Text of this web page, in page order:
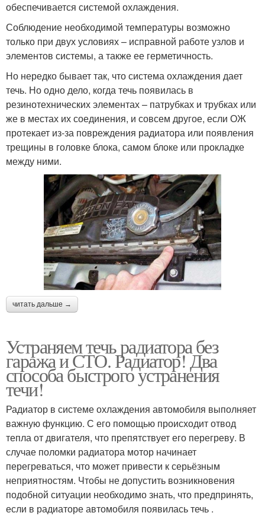
обеспечивается системой охлаждения.
Соблюдение необходимой температуры возможно
только при двух условиях – исправной работе узлов и
элементов системы, а также ее герметичность.
Но нередко бывает так, что система охлаждения дает
течь. Но одно дело, когда течь появилась в
резинотехнических элементах – патрубках и трубках или
же в местах их соединения, и совсем другое, если ОЖ
протекает из-за повреждения радиатора или появления
трещины в головке блока, самом блоке или прокладке
между ними.
читать дальше →
Устраняем течь радиатора без
гаража и СТО. Радиатор! Два
способа быстрого устранения
течи!
Радиатор в системе охлаждения автомобиля выполняет
важную функцию. С его помощью происходит отвод
тепла от двигателя, что препятствует его перегреву. В
случае поломки радиатора мотор начинает
перегреваться, что может привести к серьёзным
неприятностям. Чтобы не допустить возникновения
подобной ситуации необходимо знать, что предпринять,
если в радиаторе автомобиля появилась течь .